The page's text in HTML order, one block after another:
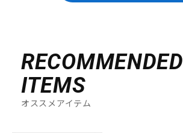
RECOMMENDED
ITEMS
オススメアイテム